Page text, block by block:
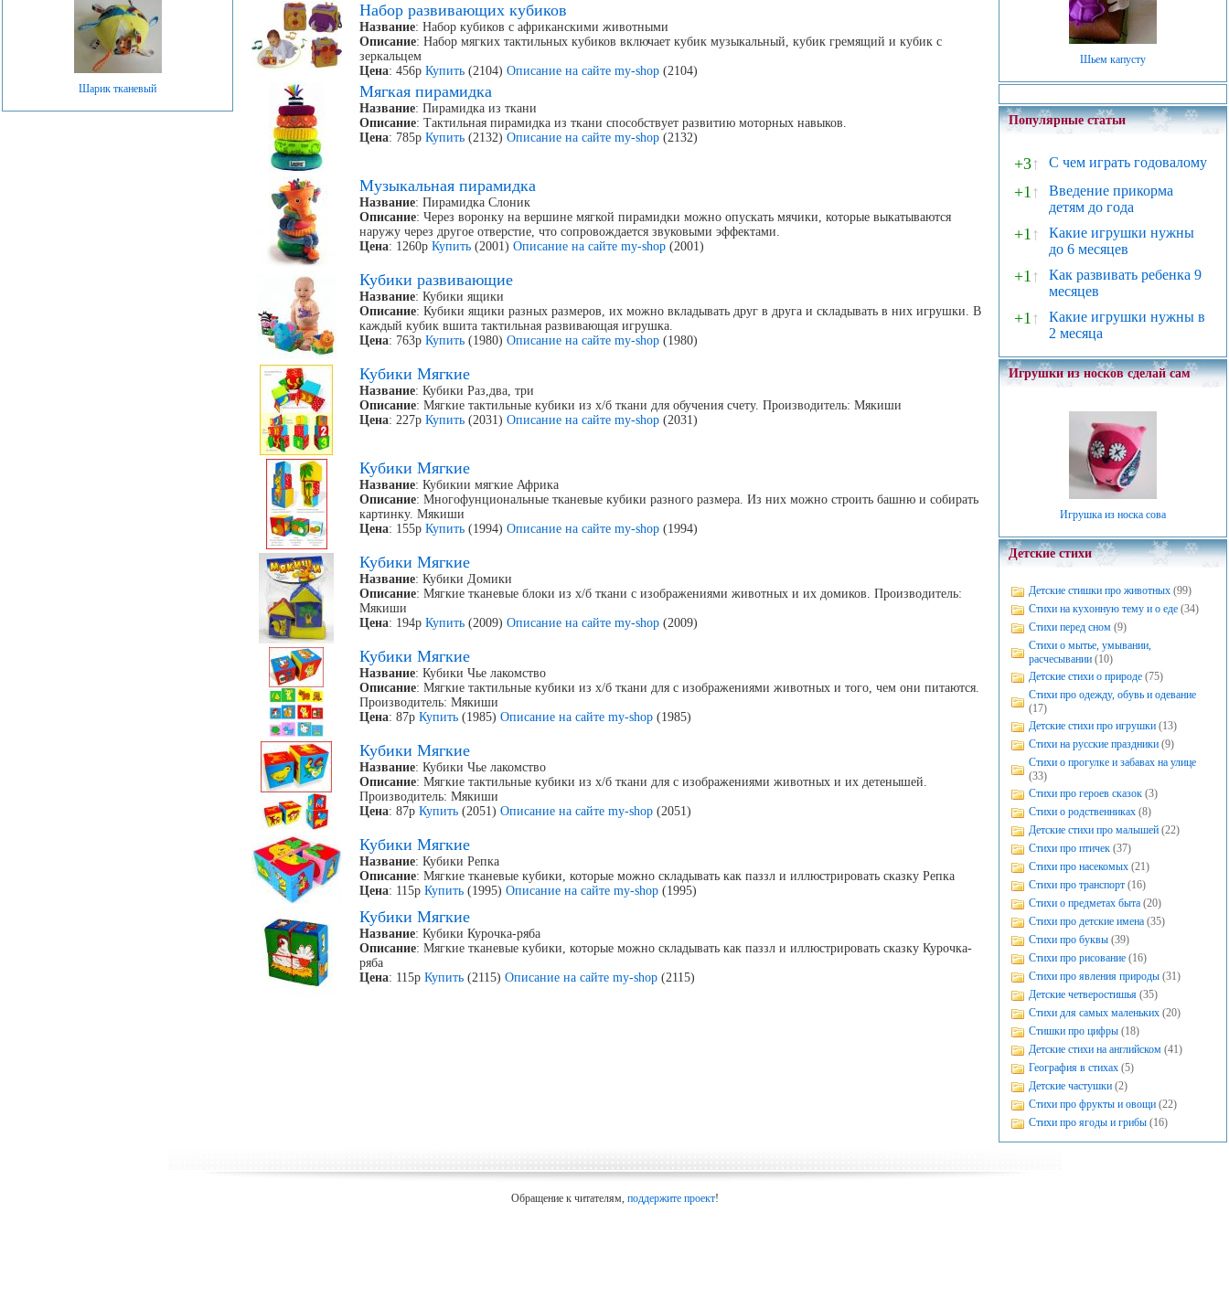
Шарик тканевый
Набор развивающих кубиков
Название: Набор кубиков с африканскими животными
Описание: Набор мягких тактильных кубиков включает кубик музыкальный, кубик гремящий и кубик с
зеркальцем
Цена: 456рКупить (2104)Описание на сайте my-shop (2104)
Мягкая пирамидка
Название: Пирамидка из ткани
Описание: Тактильная пирамидка из ткани способствует развитию моторных навыков.
Цена: 785рКупить (2132)Описание на сайте my-shop (2132)
Музыкальная пирамидка
Название: Пирамидка Слоник
Описание: Через воронку на вершине мягкой пирамидки можно опускать мячики, которые выкатываются
наружу через другое отверстие, что сопровождается звуковыми эффектами.
Цена: 1260рКупить (2001)Описание на сайте my-shop (2001)
Кубики развивающие
Название: Кубики ящики
Описание: Кубики ящики разных размеров, их можно вкладывать друг в друга и складывать в них игрушки. В
каждый кубик вшита тактильная развивающая игрушка.
Цена: 763рКупить (1980)Описание на сайте my-shop (1980)
Кубики Мягкие
Название: Кубики Раз,два, три
Описание: Мягкие тактильные кубики из х/б ткани для обучения счету. Производитель: Мякиши
Цена: 227рКупить (2031)Описание на сайте my-shop (2031)
Кубики Мягкие
Название: Кубикии мягкие Африка
Описание: Многофунциональные тканевые кубики разного размера. Из них можно строить башню и собирать
картинку. Мякиши
Цена: 155рКупить (1994)Описание на сайте my-shop (1994)
Кубики Мягкие
Название: Кубики Домики
Описание: Мягкие тканевые блоки из х/б ткани с изображениями животных и их домиков. Производитель:
Мякиши
Цена: 194рКупить (2009)Описание на сайте my-shop (2009)
Кубики Мягкие
Название: Кубики Чье лакомство
Описание: Мягкие тактильные кубики из х/б ткани для с изображениями животных и того, чем они питаются.
Производитель: Мякиши
Цена: 87рКупить (1985)Описание на сайте my-shop (1985)
Кубики Мягкие
Название: Кубики Чье лакомство
Описание: Мягкие тактильные кубики из х/б ткани для с изображениями животных и их детенышей.
Производитель: Мякиши
Цена: 87рКупить (2051)Описание на сайте my-shop (2051)
Кубики Мягкие
Название: Кубики Репка
Описание: Мягкие тканевые кубики, которые можно складывать как паззл и иллюстрировать сказку Репка
Цена: 115рКупить (1995)Описание на сайте my-shop (1995)
Кубики Мягкие
Название: Кубики Курочка-ряба
Описание: Мягкие тканевые кубики, которые можно складывать как паззл и иллюстрировать сказку Курочка-
ряба
Цена: 115рКупить (2115)Описание на сайте my-shop (2115)
Шьем капусту
Популярные статьи
+3↑ С чем играть годовалому
+1↑
Введение прикорма
детям до года
+1↑
Какие игрушки нужны
до 6 месяцев
+1↑
Как развивать ребенка 9
месяцев
+1↑
Какие игрушки нужны в
2 месяца
Игрушки из носков сделай сам
Игрушка из носка сова
Детские стихи
Детские стишки про животных (99)
Стихи на кухонную тему и о еде (34)
Стихи перед сном (9)
Стихи о мытье, умывании,
расчесывании (10)
Детские стихи о природе (75)
Стихи про одежду, обувь и одевание
(17)
Детские стихи про игрушки (13)
Стихи на русские праздники (9)
Стихи о прогулке и забавах на улице
(33)
Стихи про героев сказок (3)
Стихи о родственниках (8)
Детские стихи про малышей (22)
Стихи про птичек (37)
Стихи про насекомых (21)
Стихи про транспорт (16)
Стихи о предметах быта (20)
Стихи про детские имена (35)
Стихи про буквы (39)
Стихи про рисование (16)
Стихи про явления природы (31)
Детские четверостишья (35)
Стихи для самых маленьких (20)
Стишки про цифры (18)
Детские стихи на английском (41)
География в стихах (5)
Детские частушки (2)
Стихи про фрукты и овощи (22)
Стихи про ягоды и грибы (16)
Обращение к читателям, поддержите проект!